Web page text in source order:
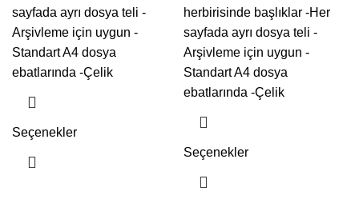
sayfada ayrı dosya teli -
Arşivleme için uygun -
Standart A4 dosya
ebatlarında -Çelik
Seçenekler
herbirisinde başlıklar -Her
sayfada ayrı dosya teli -
Arşivleme için uygun -
Standart A4 dosya
ebatlarında -Çelik
Seçenekler